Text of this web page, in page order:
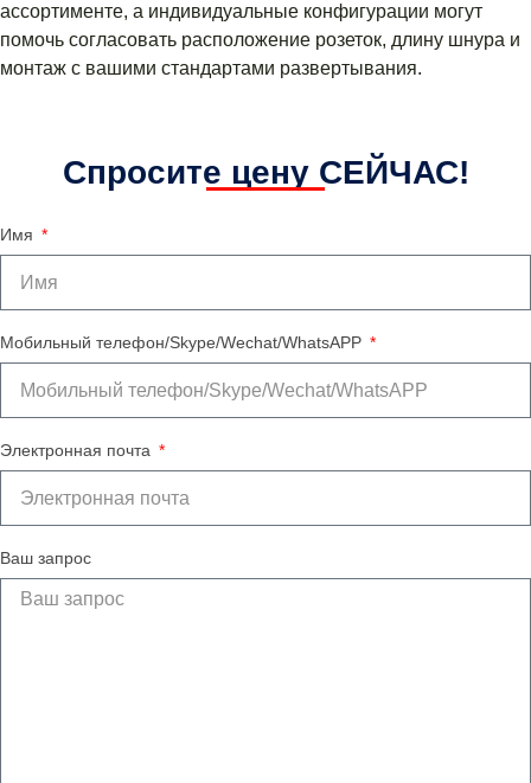
ассортименте, а индивидуальные конфигурации могут
помочь согласовать расположение розеток, длину шнура и
монтаж с вашими стандартами развертывания.
Спросите цену СЕЙЧАС!
Имя
Мобильный телефон/Skype/Wechat/WhatsAPP
Электронная почта
Ваш запрос